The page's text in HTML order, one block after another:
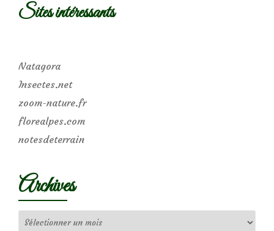
Sites intéressants
Natagora
Insectes.net
zoom-nature.fr
florealpes.com
notesdeterrain
Archives